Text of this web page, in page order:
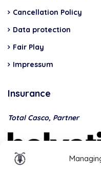
Cancellation Policy
Data protection
Fair Play
Impressum
Insurance
Total Casco, Partner